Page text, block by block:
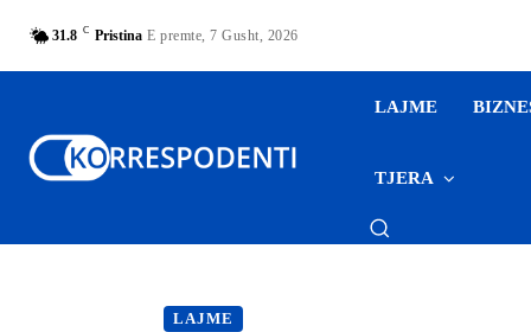
31.8 C Pristina E premte, 7 Gusht, 2026
LAJME
TJERA
LAJME